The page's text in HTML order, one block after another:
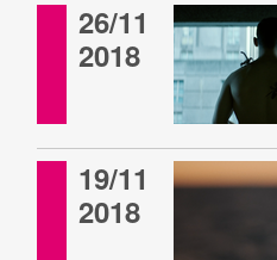
26/11
2018
19/11
2018